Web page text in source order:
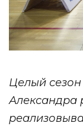
Целый
Александра